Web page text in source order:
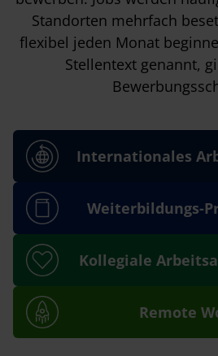
Standorten mehrfach
flexibel jeden Monat
Stellentext genannt,
Internationales
Weiterbildungs-
Kollegiale
Remote